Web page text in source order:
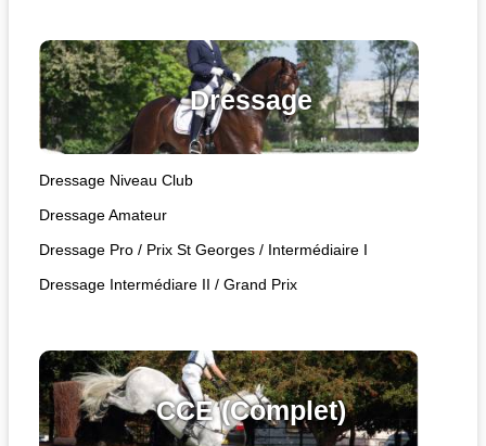
Dressage
Dressage Niveau Club
Dressage Amateur
Dressage Pro / Prix St Georges / Intermédiaire I
Dressage Intermédiare II / Grand Prix
CCE (Complet)